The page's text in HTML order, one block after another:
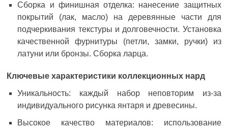
Сборка и финишная отделка: нанесение защитных
покрытий (лак, масло) на деревянные части для
подчеркивания текстуры и долговечности. Установка
качественной фурнитуры (петли, замки, ручки) из
латуни или бронзы. Сборка ларца.
Ключевые характеристики коллекционных нард
Уникальность: каждый набор неповторим из-за
индивидуального рисунка янтаря и древесины.
Высокое качество материалов: использование